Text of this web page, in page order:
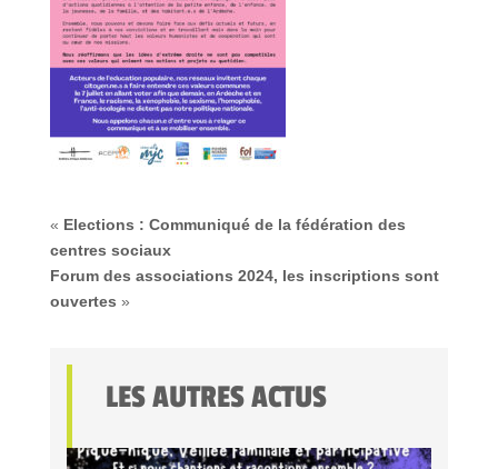
« Elections : Communiqué de la fédération des
centres sociaux
Forum des associations 2024, les inscriptions sont
ouvertes »
LES AUTRES ACTUS